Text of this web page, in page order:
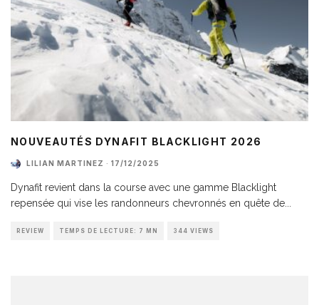
NOUVEAUTÉS DYNAFIT BLACKLIGHT 2026
LILIAN MARTINEZ · 17/12/2025
Dynafit revient dans la course avec une gamme Blacklight
repensée qui vise les randonneurs chevronnés en quête de
REVIEW TEMPS DE LECTURE: 7 MN 344 VIEWS